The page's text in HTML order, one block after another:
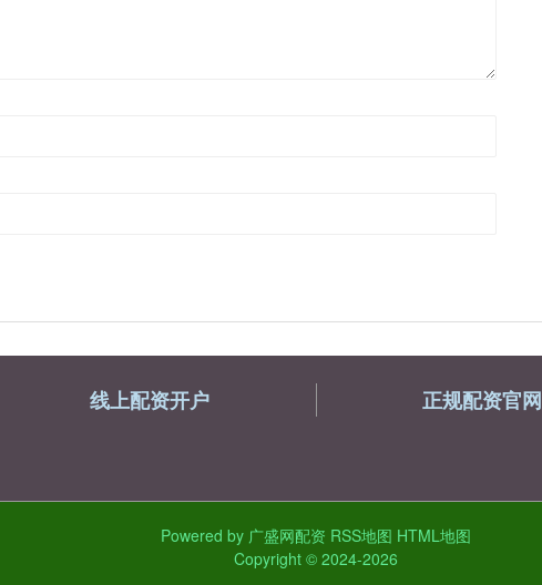
线上配资开户 正规配资官网
Powered by 广盛网配资 RSS地图 HTML地图
Copyright © 2024-2026